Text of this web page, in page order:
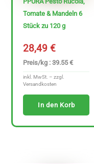
Tomate & Mandeln 6
Stück zu 120 g
28,49€
Preis/kg : 39.55 €
inkl. MwSt. – zzgl.
Versandkosten
In den Korb